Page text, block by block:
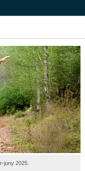
juny 2025.